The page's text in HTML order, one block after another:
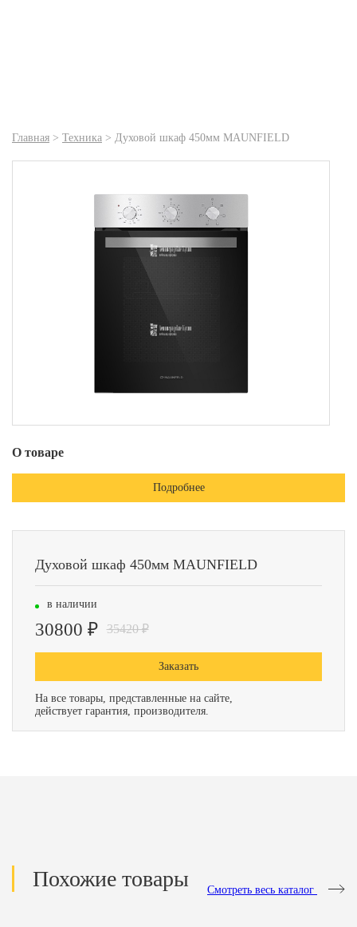
Главная > Техника > Духовой шкаф 450мм MAUNFIELD
О товаре
Подробнее
Духовой шкаф 450мм MAUNFIELD
в наличии
30800 ₽ 35420 ₽
Заказать
На все товары, представленные на сайте,
действует гарантия, производителя.
Похожие товары Смотреть весь каталог